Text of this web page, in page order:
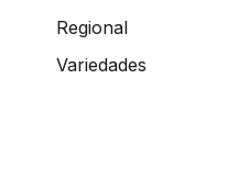
Regional
Variedades